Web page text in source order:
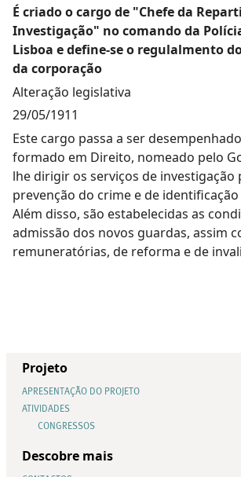
É criado o cargo de "Chefe da
Investigação" no comando da
Lisboa e define-se o regulalmento
da corporação
Alteração legislativa
29/05/1911
Este cargo passa a ser
formado em Direito, nomeado pelo
lhe dirigir os serviços de investigação
prevenção do crime e de
Além disso, são estabelecidas as
admissão dos novos guardas, assim
remuneratórias, de reforma e de
Projeto
APRESENTAÇÃO DO PROJETO
ATIVIDADES
CONGRESSOS
Descobre mais